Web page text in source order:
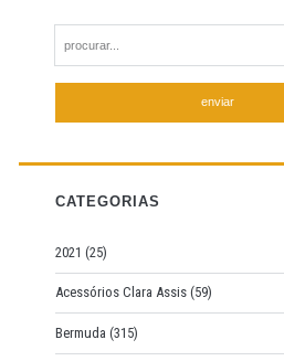
e
h
f
r
:
CATEGORIAS
2021 (25)
Acessórios Clara Assis (59)
Bermuda (315)